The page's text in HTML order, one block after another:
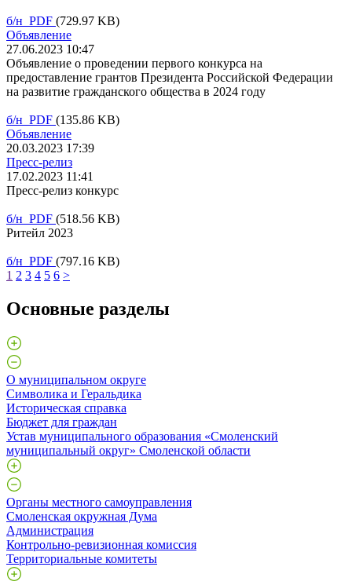
б/н PDF (729.97 KB)
Объявление
27.06.2023 10:47
Объявление о проведении первого конкурса на
предоставление грантов Президента Российской Федерации
на развитие гражданского общества в 2024 году
б/н PDF (135.86 KB)
Объявление
20.03.2023 17:39
Пресс-релиз
17.02.2023 11:41
Пресс-релиз конкурс
б/н PDF (518.56 KB)
Ритейл 2023
б/н PDF (797.16 KB)
1 2 3 4 5 6 >
Основные разделы
О муниципальном округе
Символика и Геральдика
Историческая справка
Бюджет для граждан
Устав муниципального образования «Смоленский
муниципальный округ» Смоленской области
Органы местного самоуправления
Смоленская окружная Дума
Администрация
Контрольно-ревизионная комиссия
Территориальные комитеты